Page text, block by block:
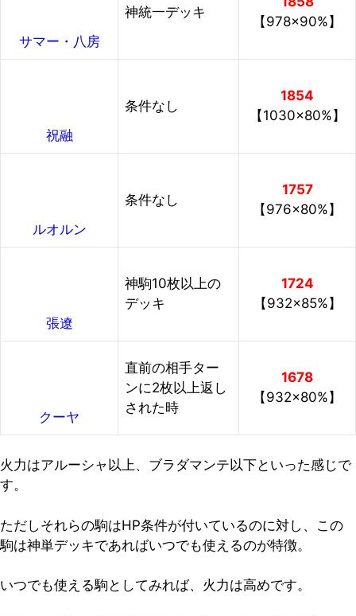
サマー・八房
神統一デッキ
【978×90%】
祝融
条件なし
1854
【1030×80%】
ルオルン
条件なし
1757
【976×80%】
張遼
神駒10枚以上の
デッキ
1724
【932×85%】
クーヤ
直前の相手ター
ンに2枚以上返し
された時
1678
【932×80%】
火力はアルーシャ以上、ブラダマンテ以下といった感じで
す。
ただしそれらの駒はHP条件が付いているのに対し、この
駒は神単デッキであればいつでも使えるのが特徴。
いつでも使える駒としてみれば、火力は高めです。